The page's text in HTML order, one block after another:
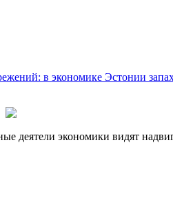
в экономике Эстонии
деятели экономики видят